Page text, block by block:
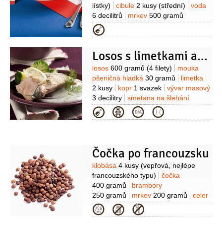
lístky)
cibule 2 kusy (střední)
voda
6 decilitrů
mrkev 500 gramů
(nahrubo nastrouhaná)
500 gramů (nahrubo
500 gramů (nahrubo
nastrouhaná)
ocet 2 lžíce
pepř
černý4 kuličky (celý)
nové koření
4 kuličky
(celé) Na omáčku:
200 gramů
petržel kořenová
150 gramů
cibule1 kus (na
osmahnutí)
mrkev
80 gramů
slanina60 gramů
Kategorie
Losos s limetkami a koprovou omáčkou
Suroviny
losos 600 gramů (4 filety)
mouka
pšeničná hladká 30 gramů
limetka
2 kusy
kopr 1 svazek
vývar masový
3 decilitry
smetana na šlehání
2 decilitry
máslo 30 gramů
přílohu: brambory400 gramů
celer
60 gramů
Kategorie
Čočka po francouzsku
Suroviny
klobása 4 kusy (vepřová, nejlépe
francouzského typu)
čočka
400 gramů
brambory
250 gramů
mrkev 200 gramů
celer
200 gramů
(nebo 2 stonky
řapíkatého)
slanina anglická
Kategorie